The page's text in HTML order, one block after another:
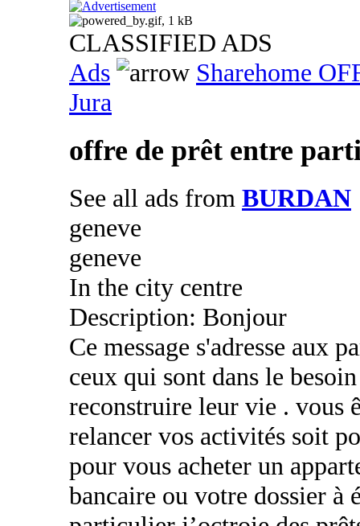
CLASSIFIED ADS
Ads
Sharehome
Jura
offre de prêt entre
See all ads from BURDAN
geneve
geneve
In the city centre
Description: Bonjour
Ce message s'adresse aux
ceux qui sont dans le
reconstruire leur vie . vous
relancer vos activités soit
pour vous acheter un
bancaire ou votre dossier à